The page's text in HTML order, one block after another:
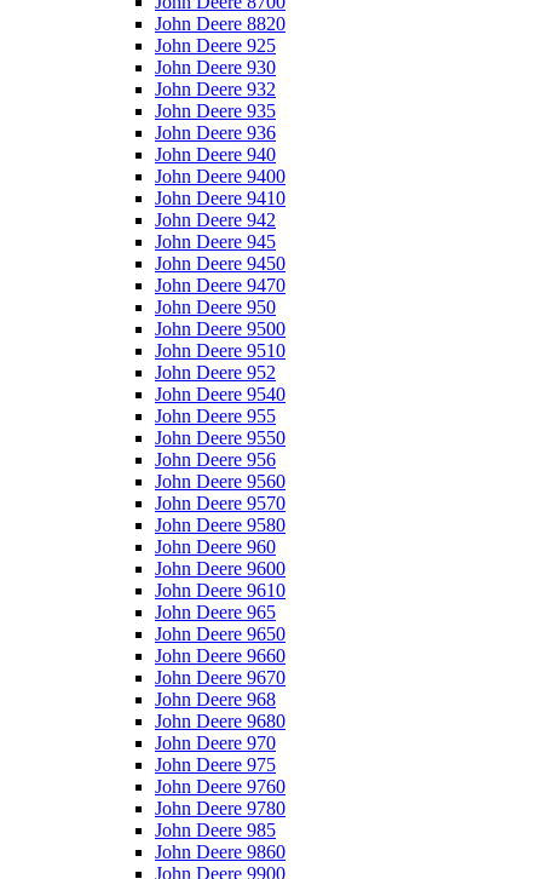
John Deere 8820
John Deere 925
John Deere 930
John Deere 932
John Deere 935
John Deere 936
John Deere 940
John Deere 9400
John Deere 9410
John Deere 942
John Deere 945
John Deere 9450
John Deere 9470
John Deere 950
John Deere 9500
John Deere 9510
John Deere 952
John Deere 9540
John Deere 955
John Deere 9550
John Deere 956
John Deere 9560
John Deere 9570
John Deere 9580
John Deere 960
John Deere 9600
John Deere 9610
John Deere 965
John Deere 9650
John Deere 9660
John Deere 9670
John Deere 968
John Deere 9680
John Deere 970
John Deere 975
John Deere 9760
John Deere 9780
John Deere 985
John Deere 9860
John Deere 9900